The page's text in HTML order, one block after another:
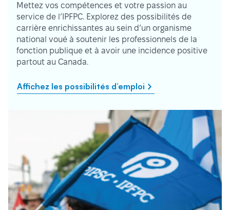
Mettez vos compétences et votre passion au
service de l’IPFPC. Explorez des possibilités de
carrière enrichissantes au sein d’un organisme
national voué à soutenir les professionnels de la
fonction publique et à avoir une incidence positive
partout au Canada.
Affichez les possibilités d’emploi